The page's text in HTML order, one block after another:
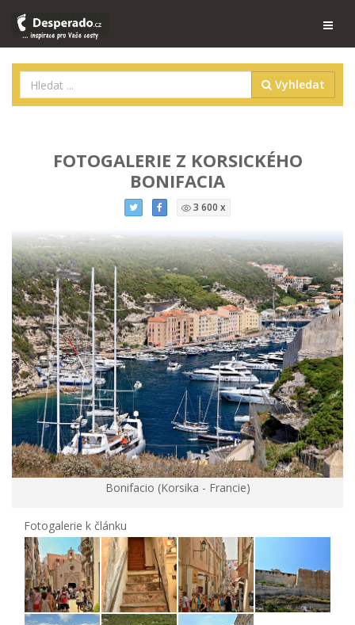
Vyhledat
FOTOGALERIE Z KORSICKÉHO
BONIFACIA
3 600 x
Bonifacio (Korsika - Francie)
Fotogalerie k článku